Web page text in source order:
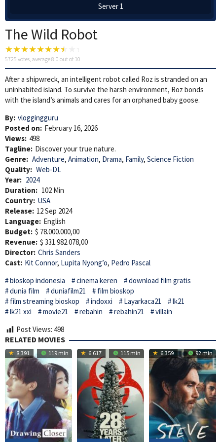
Server 1
The Wild Robot
5725 votes, average8.0 out of 10
After a shipwreck, an intelligent robot called Roz is stranded on an
uninhabited island. To survive the harsh environment, Roz bonds
with the island’s animals and cares for an orphaned baby goose.
By: vloggingguru
Posted on: February 16, 2026
Views: 498
Tagline: Discover your true nature.
Genre: Adventure, Animation, Drama, Family, Science Fiction
Quality: Web-DL
Year: 2024
Duration: 102 Min
Country: USA
Release: 12 Sep 2024
Language: English
Budget: $ 78.000.000,00
Revenue: $ 331.982.078,00
Director: Chris Sanders
Cast: Kit Connor, Lupita Nyong’o, Pedro Pascal
bioskop indonesia
cinema keren
download film gratis
dunia film
duniafilm21
film bioskop
film streaming bioskop
indoxxi Layarkaca21
lk21
lk21 xxi
movie21 rebahin rebahin21
villain
Post Views: 498
RELATED MOVIES
8.391 119 min 6.617 115 min 6.359 92 min